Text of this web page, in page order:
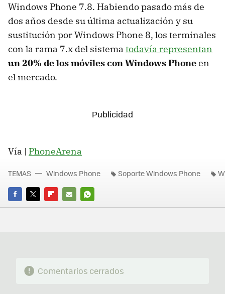
Windows Phone 7.8. Habiendo pasado más de
dos años desde su última actualización y su
sustitución por Windows Phone 8, los terminales
con la rama 7.x del sistema todavía representan
un 20% de los móviles con Windows Phoneen
el mercado.
Vía | PhoneArena
FACEBOOK
TWITTERFLIPBOARD
E-
WHATSAPP
TEMAS Windows Phone Soporte Windows Phone
Comentarios cerrados